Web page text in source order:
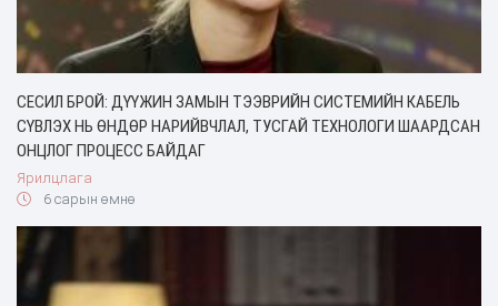
СЕСИЛ БРОЙ: ДҮҮЖИН ЗАМЫН ТЭЭВРИЙН СИСТЕМИЙН КАБЕЛЬ
СҮВЛЭХ НЬ ӨНДӨР НАРИЙВЧЛАЛ, ТУСГАЙ ТЕХНОЛОГИ ШААРДСАН
ОНЦЛОГ ПРОЦЕСС БАЙДАГ
Ярилцлага
6 сарын өмнө